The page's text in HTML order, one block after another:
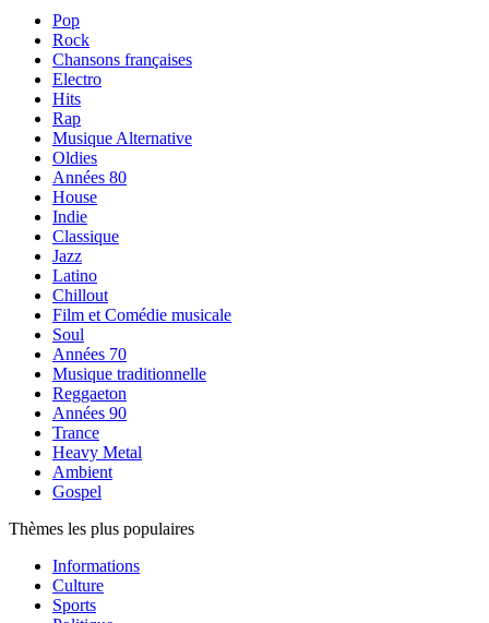
Pop
Rock
Chansons françaises
Electro
Hits
Rap
Musique Alternative
Oldies
Années 80
House
Indie
Classique
Jazz
Latino
Chillout
Film et Comédie musicale
Soul
Années 70
Musique traditionnelle
Reggaeton
Années 90
Trance
Heavy Metal
Ambient
Gospel
Thèmes les plus populaires
Informations
Culture
Sports